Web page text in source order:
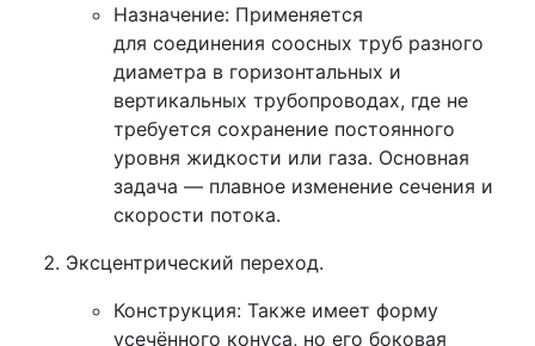
Назначение: Применяется
для соединения соосных труб разного
диаметра в горизонтальных и
вертикальных трубопроводах, где не
требуется сохранение постоянного
уровня жидкости или газа. Основная
задача — плавное изменение сечения и
скорости потока.
Эксцентрический переход.
Конструкция: Также имеет форму
усечённого конуса, но его боковая